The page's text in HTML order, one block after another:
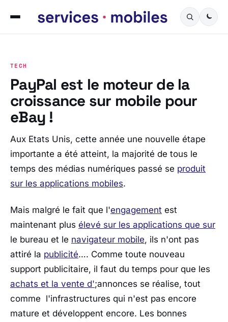
TECH
PayPal est le moteur de la
croissance sur mobile pour
eBay !
Aux Etats Unis, cette année une nouvelle étape
importante a été atteint, la majorité de tous le
temps des médias numériques passé se produit
sur ​​les applications mobiles.
Mais malgré le fait que l'engagement est
maintenant plus élevé sur les applications que sur
le bureau et le navigateur mobile, ils n'ont pas
attiré la publicité…. Comme toute nouveau
support publicitaire, il faut du temps pour que les
achats et la vente d';annonces se réalise, tout
comme l'infrastructures qui n'est pas encore
mature et développent encore. Les bonnes